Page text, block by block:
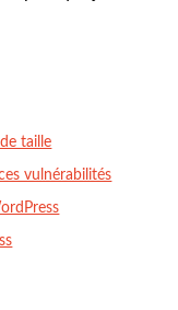
taille
vulnérabilités